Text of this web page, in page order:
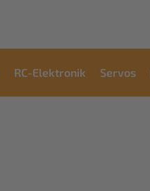
RC-Elektronik Servos